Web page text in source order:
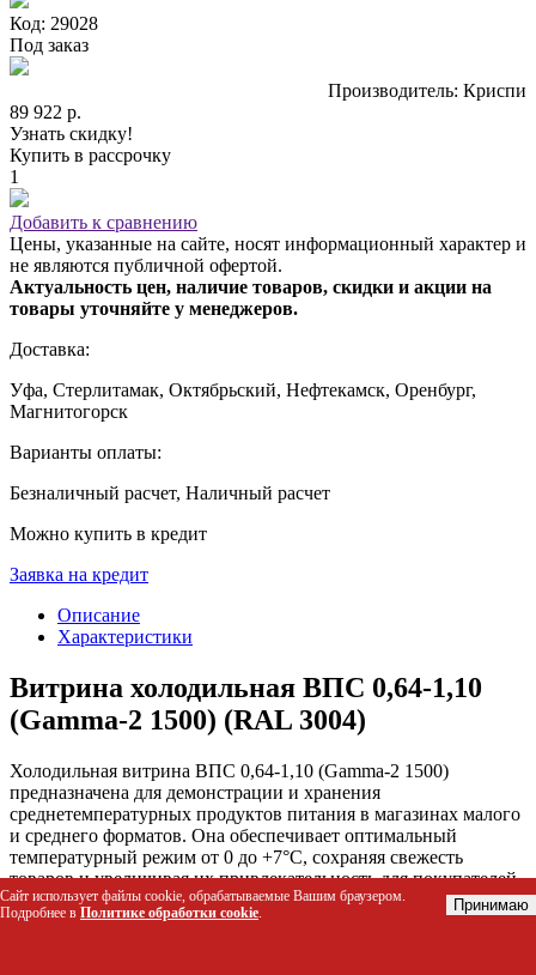
Код: 29028
Под заказ
Производитель: Криспи
89 922 р.
Узнать скидку!
Купить в рассрочку
1
Добавить к сравнению
Цены, указанные на сайте, носят информационный характер и
не являются публичной офертой.
Актуальность цен, наличие товаров, скидки и акции на
товары уточняйте у менеджеров.
Доставка:
Уфа, Стерлитамак, Октябрьский, Нефтекамск, Оренбург,
Магнитогорск
Варианты оплаты:
Безналичный расчет, Наличный расчет
Можно купить в кредит
Заявка на кредит
Описание
Характеристики
Витрина холодильная ВПС 0,64-1,10
(Gamma-2 1500) (RAL 3004)
Холодильная витрина ВПС 0,64-1,10 (Gamma-2 1500)
предназначена для демонстрации и хранения
среднетемпературных продуктов питания в магазинах малого
и среднего форматов. Она обеспечивает оптимальный
температурный режим от 0 до +7°C, сохраняя свежесть
товаров и увеличивая их привлекательность для покупателей
за счет качественной подсветки и удобного доступа.
Сайт использует файлы cookie, обрабатываемые Вашим браузером.
Подробнее в Политике обработки cookie. Принимаю